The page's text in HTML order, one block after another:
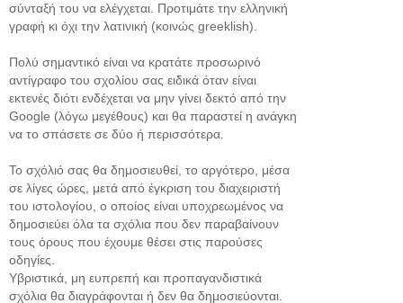
σύνταξή του να ελέγχεται. Προτιμάτε την ελληνική
γραφή κι όχι την λατινική (κοινώς greeklish).
Πολύ σημαντικό είναι να κρατάτε προσωρινό
αντίγραφο του σχολίου σας ειδικά όταν είναι
εκτενές διότι ενδέχεται να μην γίνει δεκτό από την
Google (λόγω μεγέθους) και θα παραστεί η ανάγκη
να το σπάσετε σε δύο ή περισσότερα.
Το σχόλιό σας θα δημοσιευθεί, το αργότερο, μέσα
σε λίγες ώρες, μετά από έγκριση του διαχειριστή
του ιστολογίου, ο οποίος είναι υποχρεωμένος να
δημοσιεύει όλα τα σχόλια που δεν παραβαίνουν
τους όρους που έχουμε θέσει στις παρούσες
οδηγίες.
Υβριστικά, μη ευπρεπή και προπαγανδιστικά
σχόλια θα διαγράφονται ή δεν θα δημοσιεύονται.